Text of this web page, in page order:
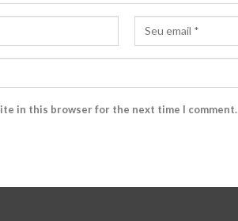
in this browser for the next time I comment.